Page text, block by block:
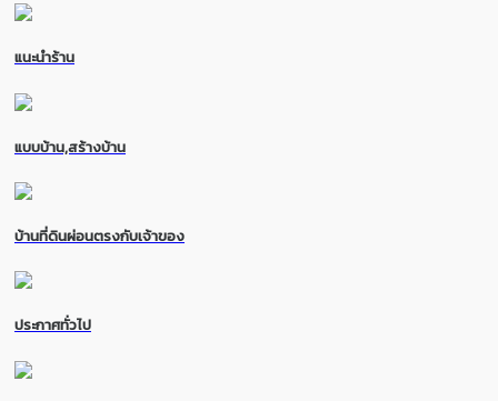
แนะนำร้าน
แบบบ้าน,สร้างบ้าน
บ้านที่ดินผ่อนตรงกับเจ้าของ
ประกาศทั่วไป